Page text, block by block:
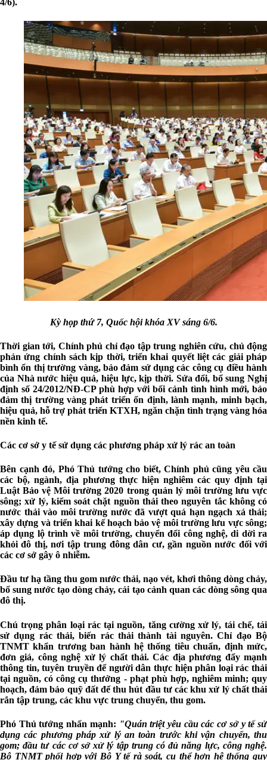
4/6).
Kỳ họp thứ 7, Quốc hội khóa XV sáng 6/6.
Thời gian tới, Chính phủ chỉ đạo tập trung nghiên cứu, chủ động
phản ứng chính sách kịp thời, triển khai quyết liệt các giải pháp
bình ổn thị trường vàng, bảo đảm sử dụng các công cụ điều hành
của Nhà nước hiệu quả, hiệu lực, kịp thời. Sửa đổi, bổ sung Nghị
định số 24/2012/NĐ-CP phù hợp với bối cảnh tình hình mới, bảo
đảm thị trường vàng phát triển ổn định, lành mạnh, minh bạch,
hiệu quả, hỗ trợ phát triển KTXH, ngăn chặn tình trạng vàng hóa
nền kinh tế.
Các cơ sở y tế sử dụng các phương pháp xử lý rác an toàn
Bên cạnh đó, Phó Thủ tướng cho biết, Chính phủ cũng yêu cầu
các bộ, ngành, địa phương thực hiện nghiêm các quy định tại
Luật Bảo vệ Môi trường 2020 trong quản lý môi trường lưu vực
sông; xử lý, kiểm soát chặt nguồn thải theo nguyên tắc không có
nước thải vào môi trường nước đã vượt quá hạn ngạch xả thải;
xây dựng và triển khai kế hoạch bảo vệ môi trường lưu vực sông;
áp dụng lộ trình về môi trường, chuyển đổi công nghệ, di dời ra
khỏi đô thị, nơi tập trung đông dân cư, gần nguồn nước đối với
các cơ sở gây ô nhiễm.
Đầu tư hạ tầng thu gom nước thải, nạo vét, khơi thông dòng chảy,
bổ sung nước tạo dòng chảy, cải tạo cảnh quan các dòng sông qua
đô thị.
Chú trọng phân loại rác tại nguồn, tăng cường xử lý, tái chế, tái
sử dụng rác thải, biến rác thải thành tài nguyên. Chỉ đạo Bộ
TNMT khẩn trương ban hành hệ thống tiêu chuẩn, định mức,
đơn giá, công nghệ xử lý chất thải. Các địa phương đẩy mạnh
thông tin, tuyên truyền để người dân thực hiện phân loại rác thải
tại nguồn, có công cụ thưởng - phạt phù hợp, nghiêm minh; quy
hoạch, đảm bảo quỹ đất để thu hút đầu tư các khu xử lý chất thải
rắn tập trung, các khu vực trung chuyển, thu gom.
Phó Thủ tướng nhấn mạnh: "Quán triệt yêu cầu các cơ sở y tế sử
dụng các phương pháp xử lý an toàn trước khi vận chuyển, thu
gom; đầu tư các cơ sở xử lý tập trung có đủ năng lực, công nghệ.
Bộ TNMT phối hợp với Bộ Y tế rà soát, cụ thể hơn hệ thống quy